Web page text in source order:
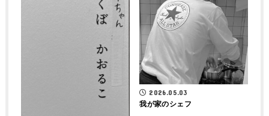
2026.05.03
我が家のシェフ